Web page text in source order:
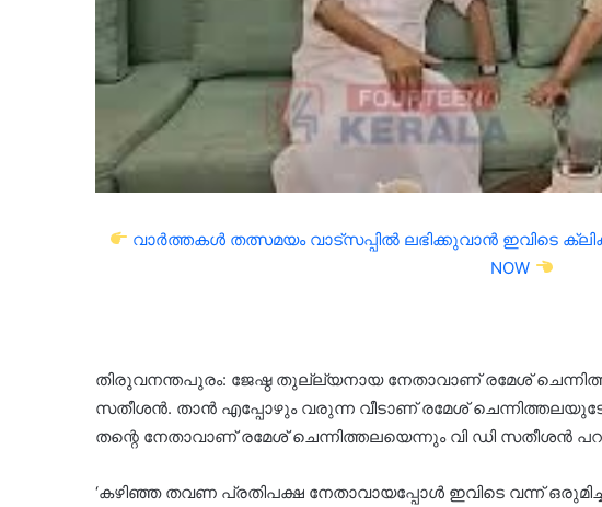
വാർത്തകൾ തത്സമയം വാട്സപ്പിൽ ലഭിക്കുവാൻ ഇവിടെ
NOW
തിരുവനന്തപുരം: ജേഷ്ഠ തുല്ല്യനായ നേതാവാണ് രമേശ്
സതീശൻ. താന്‍ എപ്പോഴും വരുന്ന വീടാണ് രമേശ്
തന്റെ നേതാവാണ് രമേശ് ചെന്നിത്തലയെന്നും വി ഡി സതീശന്‍
‘കഴിഞ്ഞ തവണ പ്രതിപക്ഷ നേതാവായപ്പോള്‍ ഇവിടെ വന്ന്